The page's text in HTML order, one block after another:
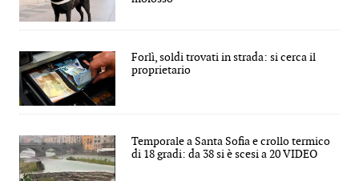
Forlì, soldi trovati in strada: si cerca il
proprietario
Temporale a Santa Sofia e crollo termico
di 18 gradi: da 38 si è scesi a 20 VIDEO